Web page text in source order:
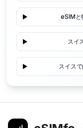
eSIMと
スイ
スイス